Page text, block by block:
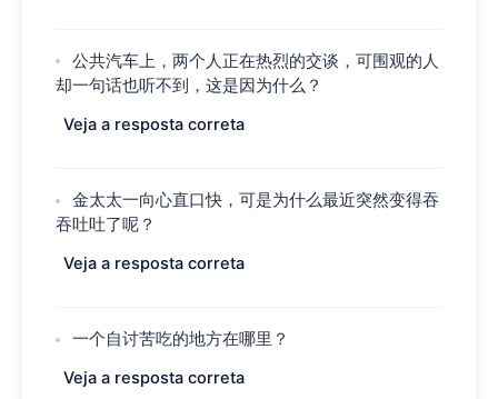
公共汽车上，两个人正在热烈的交谈，可围观的人
却一句话也听不到，这是因为什么？
Veja a resposta correta
金太太一向心直口快，可是为什么最近突然变得吞
吞吐吐了呢？
Veja a resposta correta
一个自讨苦吃的地方在哪里？
Veja a resposta correta